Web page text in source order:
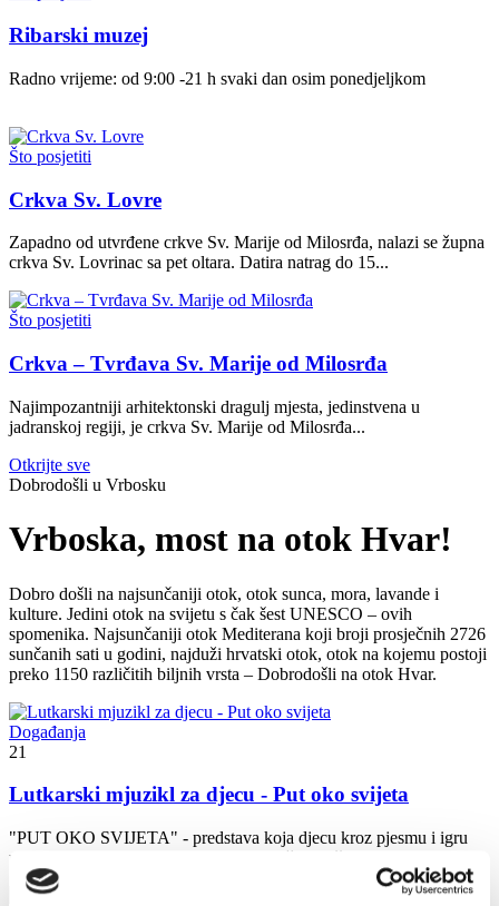
Ribarski muzej
Radno vrijeme: od 9:00 -21 h svaki dan osim ponedjeljkom
Što posjetiti
Crkva Sv. Lovre
Zapadno od utvrđene crkve Sv. Marije od Milosrđa, nalazi se župna
crkva Sv. Lovrinac sa pet oltara. Datira natrag do 15...
Što posjetiti
Crkva – Tvrđava Sv. Marije od Milosrđa
Najimpozantniji arhitektonski dragulj mjesta, jedinstvena u
jadranskoj regiji, je crkva Sv. Marije od Milosrđa...
Otkrijte sve
Dobrodošli u Vrbosku
Vrboska, most na otok Hvar!
Dobro došli na najsunčaniji otok, otok sunca, mora, lavande i
kulture. Jedini otok na svijetu s čak šest UNESCO – ovih
spomenika. Najsunčaniji otok Mediterana koji broji prosječnih 2726
sunčanih sati u godini, najduži hrvatski otok, otok na kojemu postoji
preko 1150 različitih biljnih vrsta – Dobrodošli na otok Hvar.
Događanja
21
Lutkarski mjuzikl za djecu - Put oko svijeta
"PUT OKO SVIJETA" - predstava koja djecu kroz pjesmu i igru
upoznaje sa svim kontinentima. Nakon što pročita knjigu “Put...